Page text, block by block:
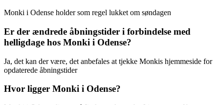
Monki i Odense holder som regel lukket om søndagen
Er der ændrede åbningstider i forbindelse med
helligdage hos Monki i Odense?
Ja, det kan der være, det anbefales at tjekke Monkis hjemmeside for
opdaterede åbningstider
Hvor ligger Monki i Odense?